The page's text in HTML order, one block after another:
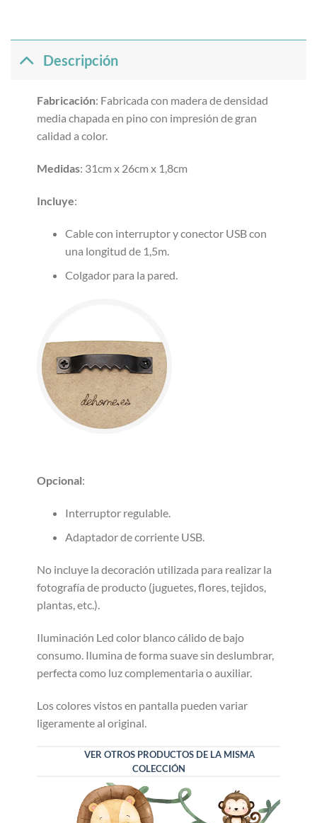
Descripción
Fabricación: Fabricada con madera de densidad
media chapada en pino con impresión de gran
calidad a color.
Medidas: 31cm x 26cm x 1,8cm
Incluye:
Cable con interruptor y conector USB con
una longitud de 1,5m.
Colgador para la pared.
Opcional:
Interruptor regulable.
Adaptador de corriente USB.
No incluye la decoración utilizada para realizar la
fotografía de producto (juguetes, flores, tejidos,
plantas, etc.).
Iluminación Led color blanco cálido de bajo
consumo. Ilumina de forma suave sin deslumbrar,
perfecta como luz complementaria o auxiliar.
Los colores vistos en pantalla pueden variar
ligeramente al original.
VER OTROS PRODUCTOS DE LA MISMA
COLECCIÓN